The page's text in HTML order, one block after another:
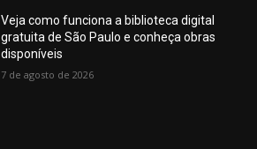
Veja como funciona a biblioteca digital
gratuita de São Paulo e conheça obras
disponíveis
7 de agosto de 2026